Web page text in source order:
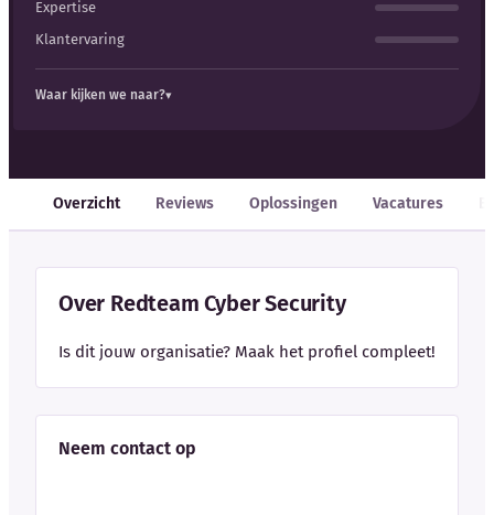
Expertise
Klantervaring
Waar kijken we naar?
Overzicht Reviews Oplossingen Vacatures
Over Redteam Cyber Security
Is dit jouw organisatie? Maak het profiel compleet!
Neem contact op